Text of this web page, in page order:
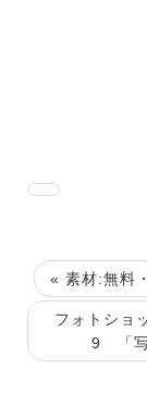
« 素材:無料
フォトショ
9 「写